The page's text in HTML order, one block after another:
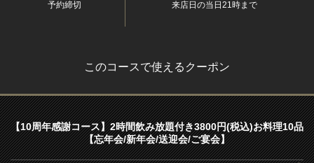
グレープフルーツ／ピーチウーロン／巨峰サワー／巨峰オレンジ／巨
・紹興酒（グラス）
・角ハイボール
・ホットドリンク
・ジャスミン茶／ウーロン茶／花茶
・ソフトドリンク
・コカ・コーラ／オレンジジュース／アイスウーロン茶／カルピス
予約締切 来店日の当日21時まで
このコースで使えるクーポン
【10周年感謝コース】2時間飲み放題付き3800円(税込)お料理10品
【忘年会/新年会/送迎会/ご宴会】